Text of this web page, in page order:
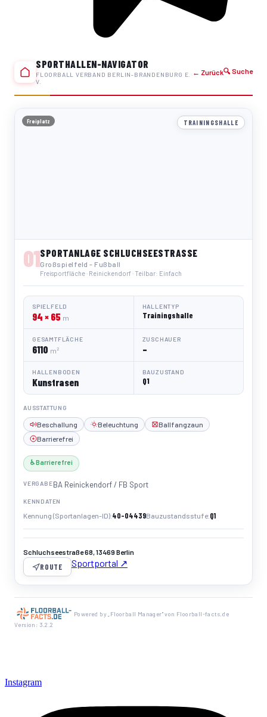
SPORTHALLEN-NAVIGATOR
FLOORBALL VERBAND BERLIN-BRANDENBURG E.
V.
← Zurück🔍 Suche
TRAININGSHALLE
Freiplatz
01SPORTANLAGE SCHLUCHSEESTRASSE
Großspielfeld - Fußball
Freisportfläche · Reinickendorf · Teilbar: Einfach
SPIELFELD
94 × 65 m
HALLENTYP
Trainingshalle
GESAMTFLÄCHE
6110 m²
ZUSCHAUER
–
HALLENBODEN
Kunstrasen
BAUZUSTAND
Q1
AUSSTATTUNG
Beschallung Beleuchtung
Ballfangzaun
Barrierefrei
♿ Barrierefrei
VERGABEBA Reinickendorf / FB Sport
KENNDATEN
Kennung (Sportanlagen-ID) 40-04439Bauzustandsstufe Q1
Schluchseestraße 68, 13469 Berlin
ROUTE Sportportal ↗
Powered by „Floorball Manager" von Floorball-facts.de
Version: 3.2.2
Instagram